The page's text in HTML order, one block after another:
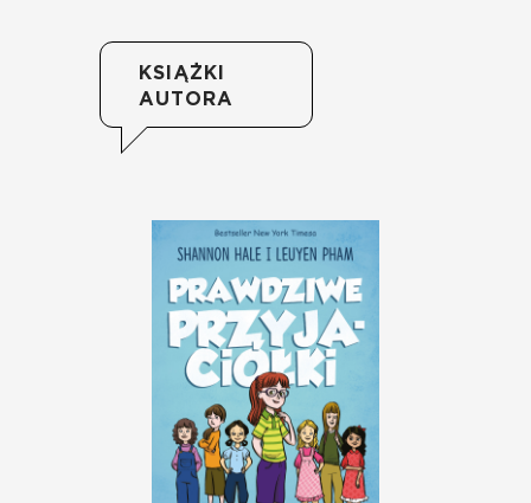
KSIĄŻKI
AUTORA